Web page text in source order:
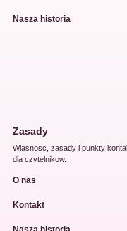
Nasza historia
Zasady
Wlasnosc, zasady i punkty
dla czytelnikow.
O nas
Kontakt